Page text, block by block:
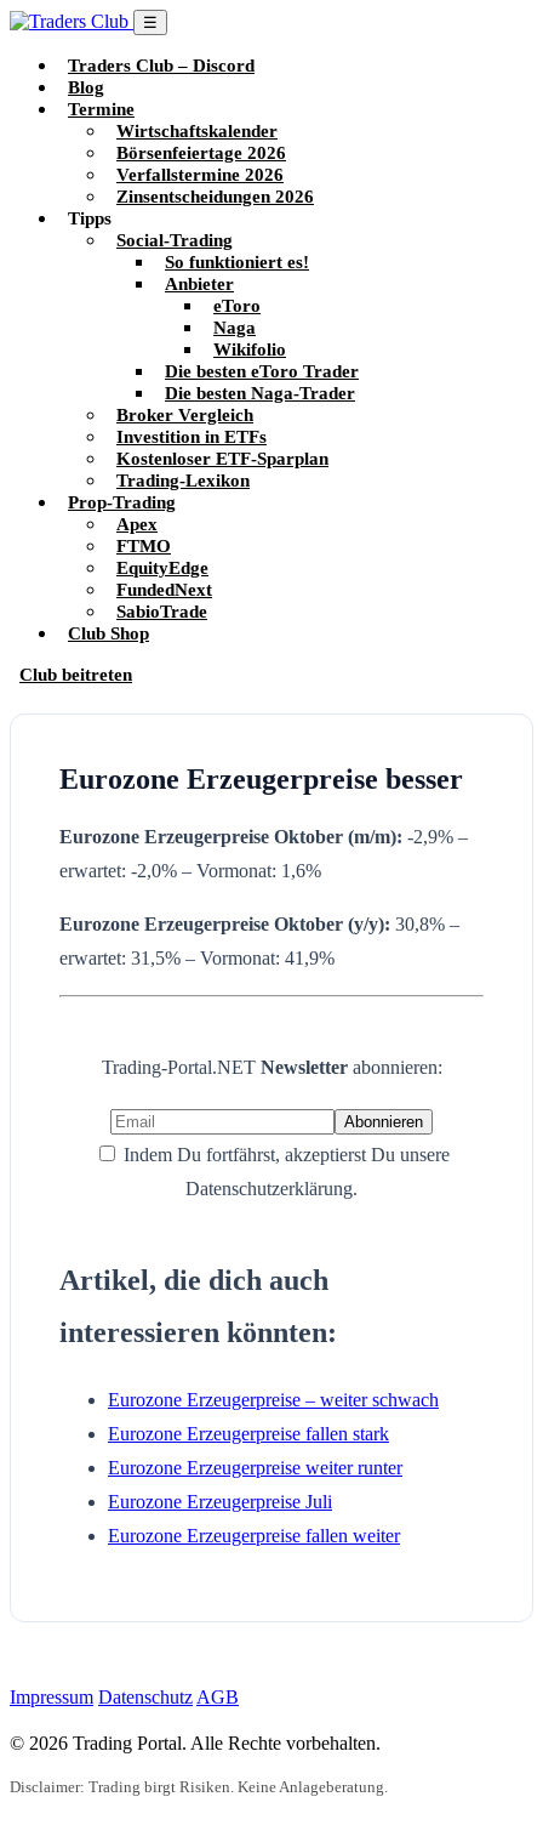
☰
Traders Club – Discord
Blog
Termine
Wirtschaftskalender
Börsenfeiertage 2026
Verfallstermine 2026
Zinsentscheidungen 2026
Tipps
Social-Trading
So funktioniert es!
Anbieter
eToro
Naga
Wikifolio
Die besten eToro Trader
Die besten Naga-Trader
Broker Vergleich
Investition in ETFs
Kostenloser ETF-Sparplan
Trading-Lexikon
Prop-Trading
Apex
FTMO
EquityEdge
FundedNext
SabioTrade
Club Shop
Club beitreten
Eurozone Erzeugerpreise besser
Eurozone Erzeugerpreise Oktober (m/m): -2,9% –
erwartet: -2,0% – Vormonat: 1,6%
Eurozone Erzeugerpreise Oktober (y/y): 30,8% –
erwartet: 31,5% – Vormonat: 41,9%
Trading-Portal.NET Newsletter abonnieren:
Indem Du fortfährst, akzeptierst Du unsere
Datenschutzerklärung.
Artikel, die dich auch
interessieren könnten:
Eurozone Erzeugerpreise – weiter schwach
Eurozone Erzeugerpreise fallen stark
Eurozone Erzeugerpreise weiter runter
Eurozone Erzeugerpreise Juli
Eurozone Erzeugerpreise fallen weiter
Impressum Datenschutz AGB
© 2026 Trading Portal. Alle Rechte vorbehalten.
Disclaimer: Trading birgt Risiken. Keine Anlageberatung.